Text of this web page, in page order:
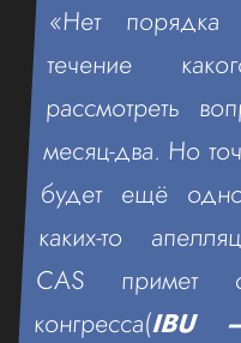
«Нет порядка
течение
рассмотреть
месяц-два. Но
будет ещё
каких-то
CAS примет
конгресса(IBU